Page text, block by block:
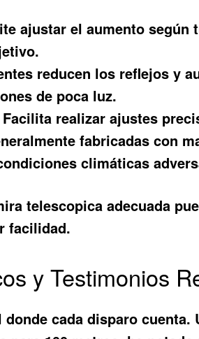
ajustar el aumento según
reducen los reflejos y
de poca luz.
Facilita realizar ajustes
fabricadas con
climáticas
telescopica adecuada
facilidad.
y Testimonios
cada disparo